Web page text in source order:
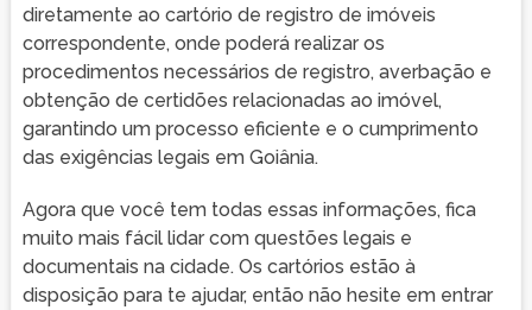
diretamente ao cartório de registro de imóveis
correspondente, onde poderá realizar os
procedimentos necessários de registro, averbação e
obtenção de certidões relacionadas ao imóvel,
garantindo um processo eficiente e o cumprimento
das exigências legais em Goiânia.
Agora que você tem todas essas informações, fica
muito mais fácil lidar com questões legais e
documentais na cidade. Os cartórios estão à
disposição para te ajudar, então não hesite em entrar